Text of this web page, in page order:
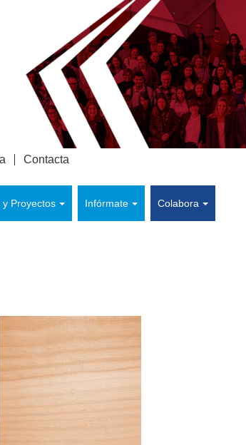
y Proyectos Infórmate Colabora
Contacta